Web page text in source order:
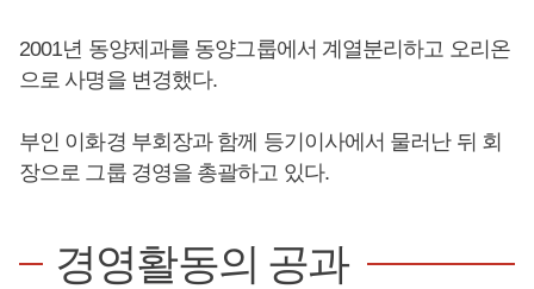
2001년 동양제과를 동양그룹에서 계열분리하고 오리온
으로 사명을 변경했다.
부인 이화경 부회장과 함께 등기이사에서 물러난 뒤 회
장으로 그룹 경영을 총괄하고 있다.
경영활동의 공과